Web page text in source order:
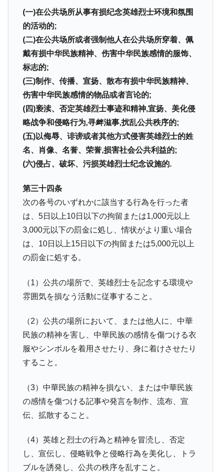
Fact1
発表から2日で大崩壊、鳴かず飛ばずに終わりそう
なスーパーリーグとは？
Fact1
日本人マスターズ挑戦の歴史。松山以前に最高位
だった選手とは？
Fact1
甲子園通算本塁打、最多の清原に次いで多く打っ
ている意外な選手とは？
Fact1 セレクトセールの高額取引馬が稼いだ金額とは？
(一)在公共场所从事有损纪念英雄烈士环境和氛围
的活动的;
(二)在公共场所或者强制他人在公共场所穿着、佩
戴有损中华民族精神、伤害中华民族感情的服饰、
标志的;
(三)制作、传播、宣扬、散布有损中华民族精神、
伤害中华民族感情的物品或者言论的;
(四)亵渎、否定英雄烈士事迹和精神,宣扬、美化侵
略战争和侵略行为,寻衅滋事,扰乱公共秩序的;
(五)以侮辱、诽谤或者其他方式侵害英雄烈士的姓
名、肖像、名誉、荣誉,损害社会公共利益的;
(六)侵占、破坏、污损英雄烈士纪念设施的.
第三十四条
次の各号のいずれかに該当する行為を行った者
は、5日以上10日以下の拘留または1,000元以上
3,000元以下の罰金に処し、情状がより重い場合
は、10日以上15日以下の拘留または5,000元以上
の罰金に処する。
（1）公共の場所で、英雄烈士を記念する環境や
雰囲気を損なう活動に従事すること。
（2）公共の場所において、または他人に、中華
民族の精神を害し、中華民族の感情を傷つける衣
服やシンボルを着用させたり、身に着けさせたり
すること。
（3）中華民族の精神を損ない、または中華民族
の感情を傷つける記事や発言を制作、流布、宣
伝、拡散すること。
（4）英雄と烈士の行為と精神を冒涜し、否定
し、宣伝し、侵略戦争と侵略行為を美化し、トラ
ブルを誘発し、公共の秩序を乱すこと。